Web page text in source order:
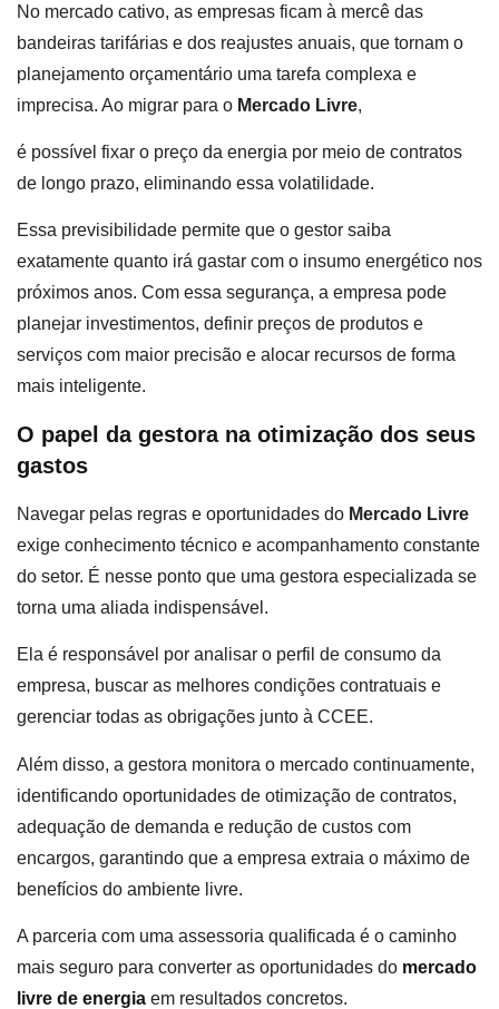
No mercado cativo, as empresas ficam à mercê das
bandeiras tarifárias e dos reajustes anuais, que tornam o
planejamento orçamentário uma tarefa complexa e
imprecisa. Ao migrar para o Mercado Livre,
é possível fixar o preço da energia por meio de contratos
de longo prazo, eliminando essa volatilidade.
Essa previsibilidade permite que o gestor saiba
exatamente quanto irá gastar com o insumo energético nos
próximos anos. Com essa segurança, a empresa pode
planejar investimentos, definir preços de produtos e
serviços com maior precisão e alocar recursos de forma
mais inteligente.
O papel da gestora na otimização dos seus
gastos
Navegar pelas regras e oportunidades do Mercado Livre
exige conhecimento técnico e acompanhamento constante
do setor. É nesse ponto que uma gestora especializada se
torna uma aliada indispensável.
Ela é responsável por analisar o perfil de consumo da
empresa, buscar as melhores condições contratuais e
gerenciar todas as obrigações junto à CCEE.
Além disso, a gestora monitora o mercado continuamente,
identificando oportunidades de otimização de contratos,
adequação de demanda e redução de custos com
encargos, garantindo que a empresa extraia o máximo de
benefícios do ambiente livre.
A parceria com uma assessoria qualificada é o caminho
mais seguro para converter as oportunidades do mercado
livre de energia em resultados concretos.